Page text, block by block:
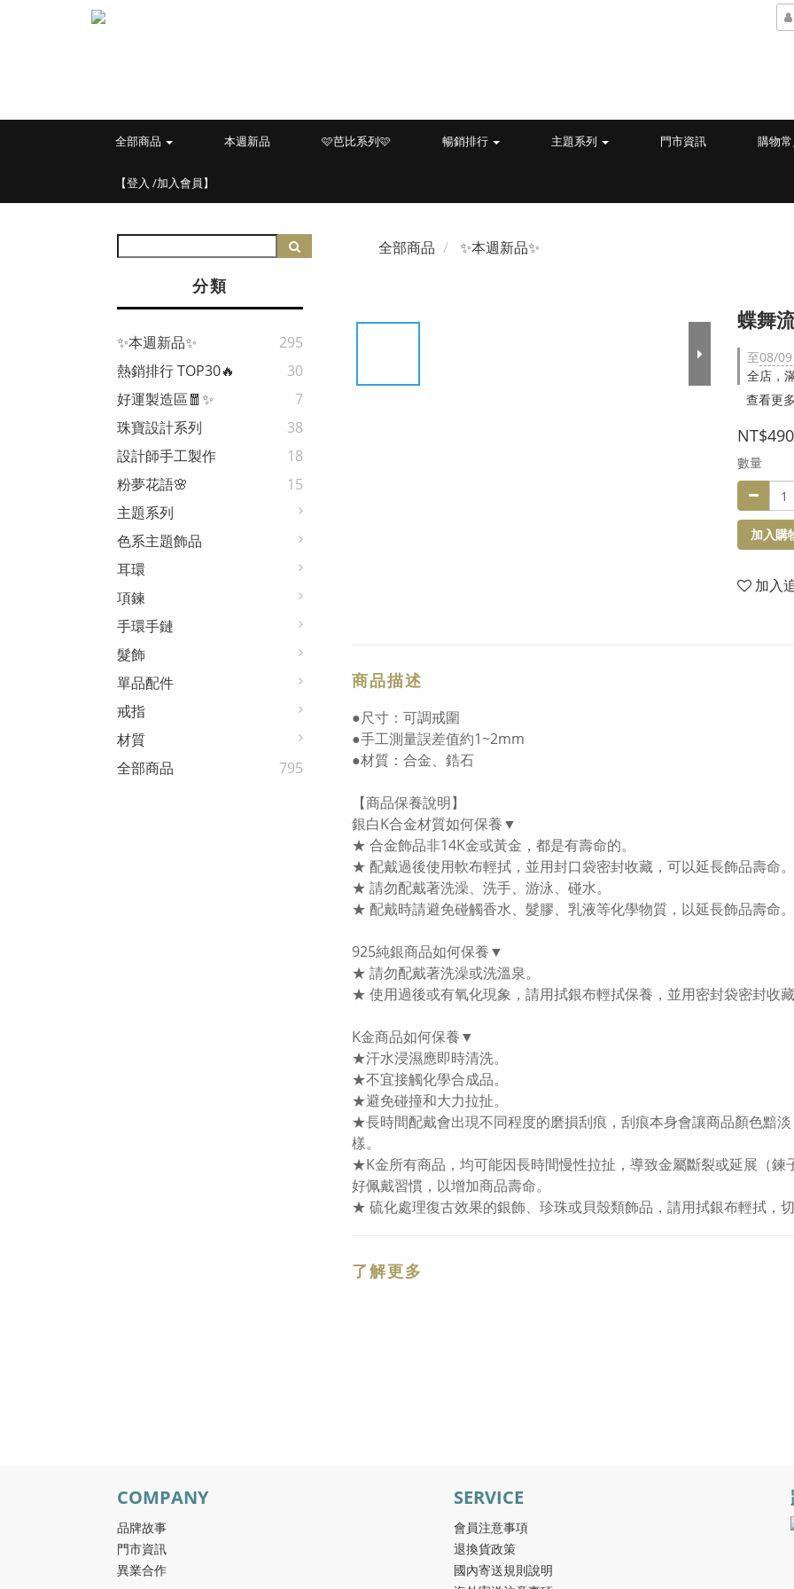
全部商品 本週新品 🩷芭比系列🩷 暢銷排行 主題系列 門市資訊 購物
【登入 /加入會員】
分類
✨本週新品✨
295
熱銷排行 TOP30🔥
30
好運製造區🧧✨
7
珠寶設計系列
38
設計師手工製作
18
粉夢花語🌸
15
主題系列
色系主題飾品
耳環
項鍊
手環手鏈
髮飾
單品配件
戒指
材質
全部商品
795
全部商品 ✨本週新品✨
蝶舞
至08/
全店，
查看更多
NT$490
數量
加入購
加入
商品描述
●尺寸：可調戒圍
●手工測量誤差值約1~2mm
●材質：合金、鋯石
【商品保養說明】
銀白K合金材質如何保養▼
★ 合金飾品非14K金或黃金，都是有壽命的。
★ 配戴過後使用軟布輕拭，並用封口袋密封收藏，可以延長飾品壽命
★ 請勿配戴著洗澡、洗手、游泳、碰水。
★ 配戴時請避免碰觸香水、髮膠、乳液等化學物質，以延長飾品壽命。
925純銀商品如何保養▼
★ 請勿配戴著洗澡或洗溫泉。
★ 使用過後或有氧化現象，請用拭銀布輕拭保養，並用密封袋密封收藏
K金商品如何保養▼
★汗水浸濕應即時清洗。
★不宜接觸化學合成品。
★避免碰撞和大力拉扯。
★長時間配戴會出現不同程度的磨損刮痕，刮痕本身會讓商品顏色黯
樣。
★K金所有商品，均可能因長時間慢性拉扯，導致金屬斷裂或延展（鍊
好佩戴習慣，以增加商品壽命。
★ 硫化處理復古效果的銀飾、珍珠或貝殼類飾品，請用拭銀布輕拭，切
了解更多
COMPANY
品牌故事
門市資訊
異業合作
SERVICE
會員注意事項
退換貨政策
國內寄送規則說明